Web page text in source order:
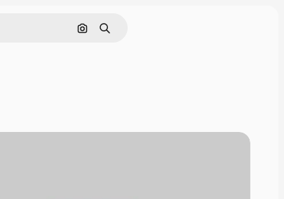
Cerca per immagine
Ricerca